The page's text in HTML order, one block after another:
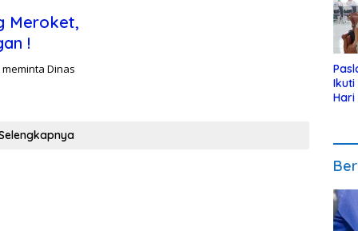
Meroket,
!
meminta Dinas
Ikuti
Hari